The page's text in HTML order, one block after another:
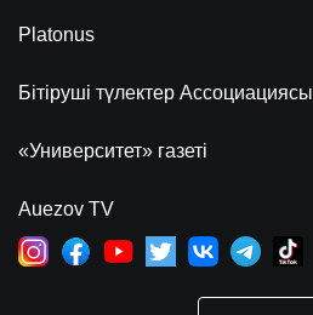
Platonus
Бітіруші түлектер Ассоциациясы
«Университет» газеті
Auezov TV